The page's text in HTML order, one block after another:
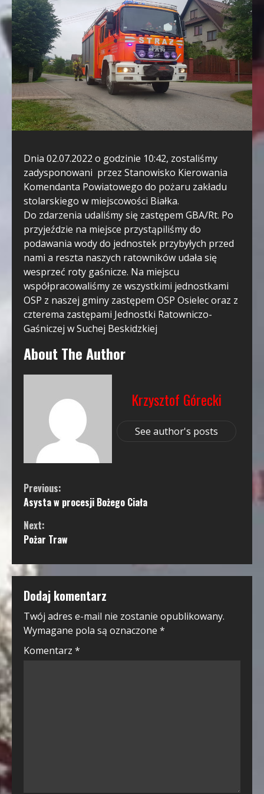
Dnia 02.07.2022 o godzinie 10:42, zostaliśmy
zadysponowani przez Stanowisko Kierowania
Komendanta Powiatowego do pożaru zakładu
stolarskiego w miejscowości Białka.
Do zdarzenia udaliśmy się zastępem GBA/Rt. Po
przyjeździe na miejsce przystąpiliśmy do
podawania wody do jednostek przybyłych przed
nami a reszta naszych ratowników udała się
wesprzeć roty gaśnicze. Na miejscu
współpracowaliśmy ze wszystkimi jednostkami
OSP z naszej gminy zastępem OSP Osielec oraz z
czterema zastępami Jednostki Ratowniczo-
Gaśniczej w Suchej Beskidzkiej
About The Author
Krzysztof Górecki
See author's posts
Continue
Reading
Previous:
Asysta w procesji Bożego Ciała
Next:
Pożar Traw
Dodaj komentarz
Twój adres e-mail nie zostanie opublikowany.
Wymagane pola są oznaczone *
Komentarz *